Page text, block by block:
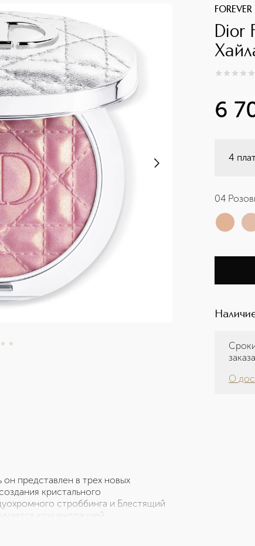
Dior
0из 0
6
4
04
О
представлен в трех новых
кристального
строббинга и Блестящий
концентрацией
- ФИНИШИ: Сияющий,